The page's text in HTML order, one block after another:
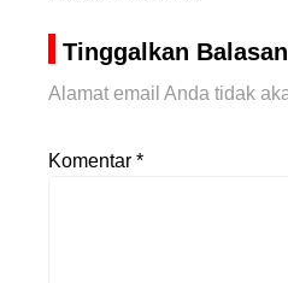
Tinggalkan Balasan
Alamat email Anda tidak
Komentar *